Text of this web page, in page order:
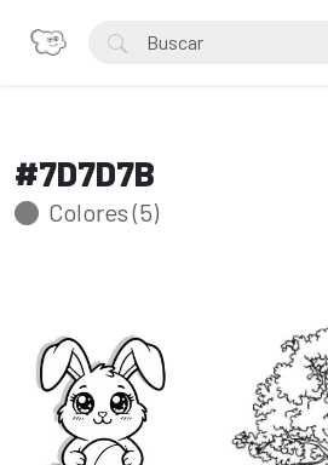
#7D7D7B
Colores (5)